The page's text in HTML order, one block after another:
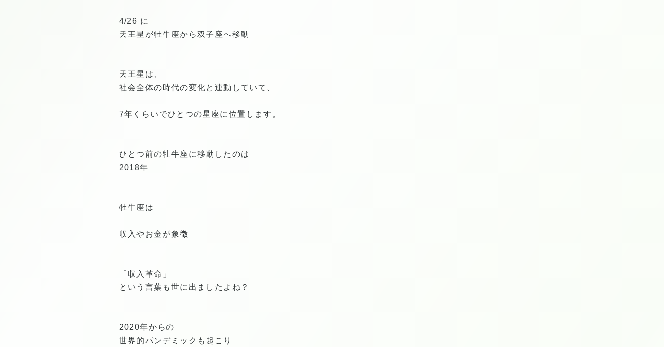
4/26 に
天王星が牡牛座から双子座へ移動
天王星は、
社会全体の時代の変化と連動していて、
7年くらいでひとつの星座に位置します。
ひとつ前の牡牛座に移動したのは
2018年
牡牛座は
収入やお金が象徴
「収入革命」
という言葉も世に出ましたよね？
2020年からの
世界的パンデミックも起こり